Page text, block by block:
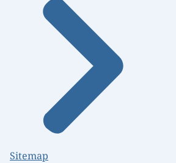
Sitemap